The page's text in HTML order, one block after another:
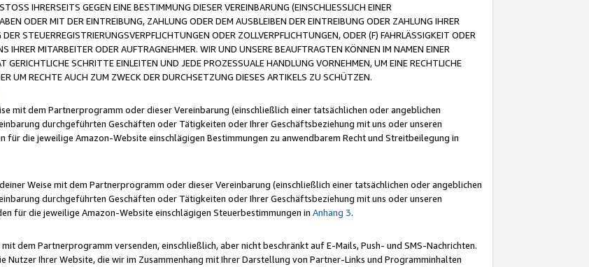
IHRERSEITS GEGEN EINE BESTIMMUNG DIESER VEREINBARUNG (EINSCHLIESSLICH EINER
ODER MIT DER EINTREIBUNG, ZAHLUNG ODER DEM AUSBLEIBEN DER EINTREIBUNG ODER ZAHLUNG IHRER
STEUERREGISTRIERUNGSVERPFLICHTUNGEN ODER ZOLLVERPFLICHTUNGEN, ODER (F) FAHRLÄSSIGKEIT ODER
IHRER MITARBEITER ODER AUFTRAGNEHMER. WIR UND UNSERE BEAUFTRAGTEN KÖNNEN IM NAMEN EINER
SCHRITTE EINLEITEN UND JEDE PROZESSUALE HANDLUNG VORNEHMEN, UM EINE RECHTLICHE
UM RECHTE AUCH ZUM ZWECK DER DURCHSETZUNG DIESES ARTIKELS ZU SCHÜTZEN.
mit dem Partnerprogramm oder dieser Vereinbarung (einschließlich einer tatsächlichen oder angeblichen
durchgeführten Geschäften oder Tätigkeiten oder Ihrer Geschäftsbeziehung mit uns oder unseren
für die jeweilige Amazon-Website einschlägigen Bestimmungen zu anwendbarem Recht und Streitbeilegung in
Weise mit dem Partnerprogramm oder dieser Vereinbarung (einschließlich einer tatsächlichen oder angeblichen
durchgeführten Geschäften oder Tätigkeiten oder Ihrer Geschäftsbeziehung mit uns oder unseren
für die jeweilige Amazon-Website einschlägigen Steuerbestimmungen in Anhang 3.
dem Partnerprogramm versenden, einschließlich, aber nicht beschränkt auf E-Mails, Push- und SMS-Nachrichten.
Nutzer Ihrer Website, die wir im Zusammenhang mit Ihrer Darstellung von Partner-Links und Programminhalten